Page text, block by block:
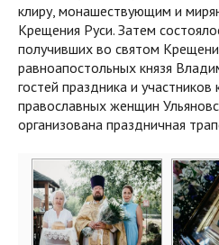
клиру, монашествующим и
Крещения Руси. Затем
получивших во святом
равноапостольных князя
гостей праздника и
православных женщин
организована праздничная